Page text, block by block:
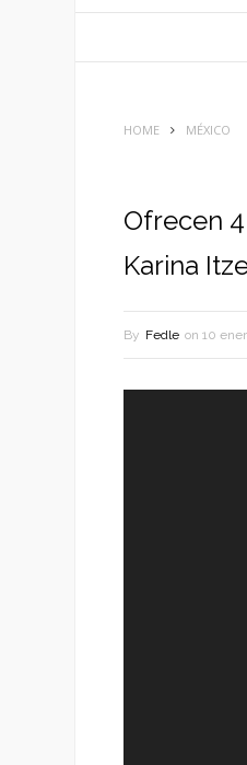
HOME MÉXICO
Ofrecen
Karina
By Fedle on 10